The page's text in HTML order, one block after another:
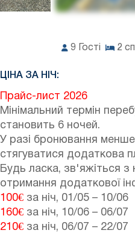
9 Гості 2
ЦІНА ЗА НІЧ:
Прайс-лист 2026
Мінімальний термін
становить 6 ночей.
У разі бронювання
стягуватися додаткова
Будь ласка, зв'яжіться з
отримання додаткової
100€ за ніч, 01/05 – 10/06
160€ за ніч, 10/06 – 06/07
210€ за ніч, 06/07 – 22/07